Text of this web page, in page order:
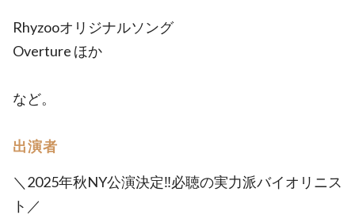
Rhyzooオリジナルソング
Overture ほか
など。
出演者
＼2025年秋NY公演決定‼︎必聴の実力派バイオリニス
ト／